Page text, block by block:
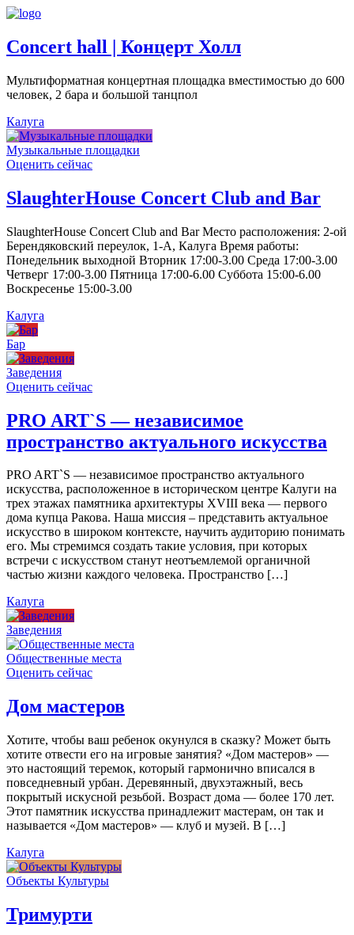
Concert hall | Концерт Холл
Мультиформатная концертная площадка вместимостью до 600
человек, 2 бара и большой танцпол
Калуга
Музыкальные площадки
Оценить сейчас
SlaughterHouse Concert Club and Bar
SlaughterHouse Concert Club and Bar Место расположения: 2-ой
Берендяковский переулок, 1-А, Калуга Время работы:
Понедельник выходной Вторник 17:00-3.00 Среда 17:00-3.00
Четверг 17:00-3.00 Пятница 17:00-6.00 Суббота 15:00-6.00
Воскресенье 15:00-3.00
Калуга
Бар
Заведения
Оценить сейчас
PRO ART`S — независимое
пространство актуального искусства
PRO ART`S — независимое пространство актуального
искусства, расположенное в историческом центре Калуги на
трех этажах памятника архитектуры XVIII века — первого
дома купца Ракова. Наша миссия – представить актуальное
искусство в широком контексте, научить аудиторию понимать
его. Мы стремимся создать такие условия, при которых
встречи с искусством станут неотъемлемой органичной
частью жизни каждого человека. Пространство […]
Калуга
Заведения
Общественные места
Оценить сейчас
Дом мастеров
Хотите, чтобы ваш ребенок окунулся в сказку? Может быть
хотите отвести его на игровые занятия? «Дом мастеров» —
это настоящий теремок, который гармонично вписался в
повседневный урбан. Деревянный, двухэтажный, весь
покрытый искусной резьбой. Возраст дома — более 170 лет.
Этот памятник искусства принадлежит мастерам, он так и
называется «Дом мастеров» — клуб и музей. В […]
Калуга
Объекты Культуры
Тримурти